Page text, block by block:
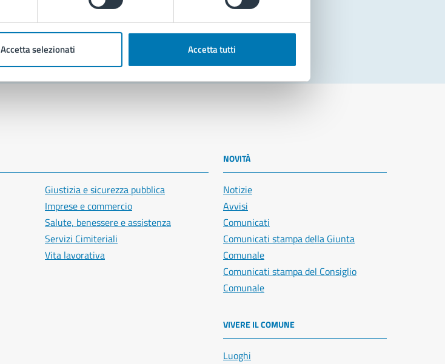
Accetta selezionati Accetta tutti
Giustizia e sicurezza pubblica
Imprese e commercio
Salute, benessere e assistenza
Servizi Cimiteriali
Vita lavorativa
NOVITÀ
Notizie
Avvisi
Comunicati
Comunicati stampa della Giunta
Comunale
Comunicati stampa del Consiglio
Comunale
VIVERE IL COMUNE
Luoghi